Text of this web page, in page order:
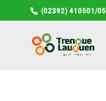
(02392) 410501/05